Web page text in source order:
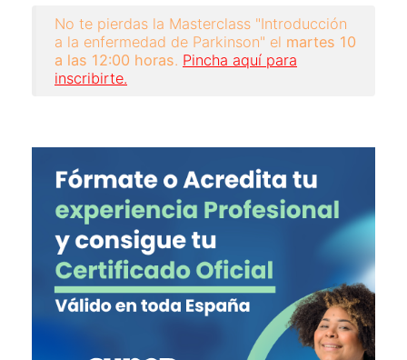
No te pierdas la Masterclass "Introducción
a la enfermedad de Parkinson" el martes 10
a las 12:00 horas. Pincha aquí para
inscribirte.